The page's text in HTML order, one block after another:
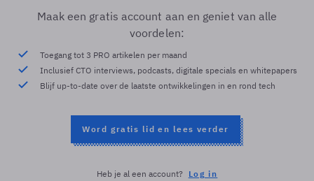
Maak een gratis account aan en geniet van alle
voordelen:
Toegang tot 3 PRO artikelen per maand
Inclusief CTO interviews, podcasts, digitale specials en whitepapers
Blijf up-to-date over de laatste ontwikkelingen in en rond tech
Word gratis lid en lees verder
Heb je al een account? Log in